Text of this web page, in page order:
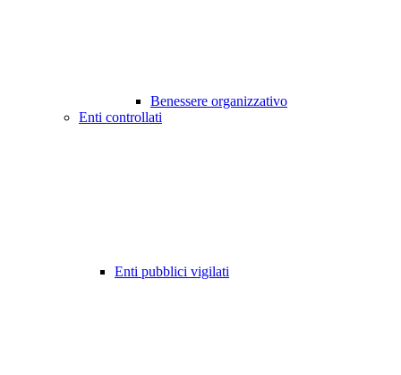
Benessere organizzativo
Enti controllati
Enti pubblici vigilati